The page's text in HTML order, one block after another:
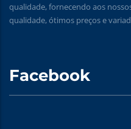
qualidade, fornecendo aos
qualidade, ótimos preços e
Facebook